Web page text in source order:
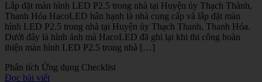
Lắp đặt màn hình LED P2.5 trong nhà tại Huyện ủy Thạch Thành,
Thanh Hóa HacoLED hân hạnh là nhà cung cấp và lắp đặt màn
hình LED P2.5 trong nhà tại Huyện ủy Thạch Thanh, Thanh Hóa.
Dưới đây là hình ảnh mà HacoLED đã ghi lại khi thi công hoàn
thiện màn hình LED P2.5 trong nhà […]
Phân tích Ứng dụng Checklist
Đọc bài viết